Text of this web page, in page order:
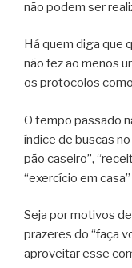
não podem ser
Há quem diga que
não fez ao menos
os protocolos
O tempo passado
índice de buscas
pão caseiro”,
“exercício em
Seja por motivos
prazeres do “faça
aproveitar esse